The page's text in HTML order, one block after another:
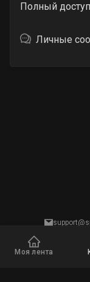
Полный доступ
Личные
Моя лента